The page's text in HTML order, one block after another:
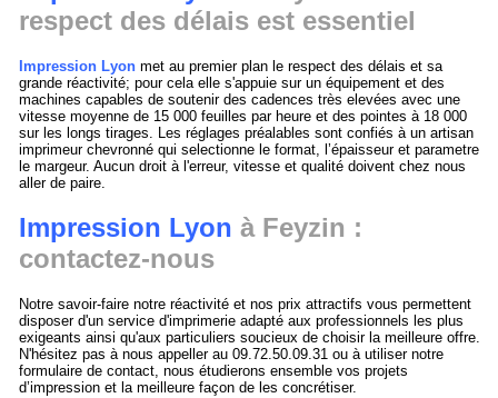
respect des délais est essentiel
Impression Lyon met au premier plan le respect des délais et sa
grande réactivité; pour cela elle s'appuie sur un équipement et des
machines capables de soutenir des cadences très elevées avec une
vitesse moyenne de 15 000 feuilles par heure et des pointes à 18 000
sur les longs tirages. Les réglages préalables sont confiés à un artisan
imprimeur chevronné qui selectionne le format, l’épaisseur et parametre
le margeur. Aucun droit à l'erreur, vitesse et qualité doivent chez nous
aller de paire.
Impression Lyon à Feyzin :
contactez-nous
Notre savoir-faire notre réactivité et nos prix attractifs vous permettent
disposer d'un service d'imprimerie adapté aux professionnels les plus
exigeants ainsi qu'aux particuliers soucieux de choisir la meilleure offre.
N'hésitez pas à nous appeller au 09.72.50.09.31 ou à utiliser notre
formulaire de contact, nous étudierons ensemble vos projets
d’impression et la meilleure façon de les concrétiser.